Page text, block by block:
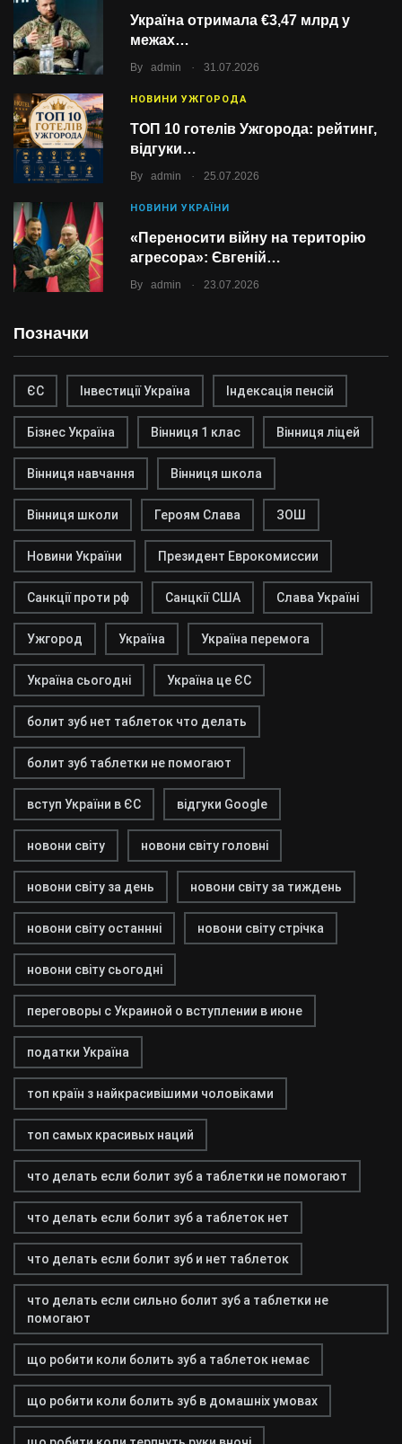
Україна отримала €3,47 млрд у
межах…
By admin . 31.07.2026
НОВИНИ УЖГОРОДА
ТОП 10 готелів Ужгорода: рейтинг,
відгуки…
By admin . 25.07.2026
НОВИНИ УКРАЇНИ
«Переносити війну на територію
агресора»: Євгеній…
By admin . 23.07.2026
Позначки
ЄС Інвестиції Україна Індексація пенсій
Бізнес Україна Вінниця 1 клас Вінниця ліцей
Вінниця навчання Вінниця школа
Вінниця школи Героям Слава ЗОШ
Новини України Президент Еврокомиссии
Санкції проти рф Санцкії США Слава Україні
Ужгород Україна Україна перемога
Україна сьогодні Україна це ЄС
болит зуб нет таблеток что делать
болит зуб таблетки не помогают
вступ України в ЄС відгуки Google
новони світу новони світу головні
новони світу за день новони світу за тиждень
новони світу останнні новони світу стрічка
новони світу сьогодні
переговоры с Украиной о вступлении в июне
податки Україна
топ країн з найкрасивішими чоловіками
топ самых красивых наций
что делать если болит зуб а таблетки не помогают
что делать если болит зуб а таблеток нет
что делать если болит зуб и нет таблеток
что делать если сильно болит зуб а таблетки не
помогают
що робити коли болить зуб а таблеток немає
що робити коли болить зуб в домашніх умовах